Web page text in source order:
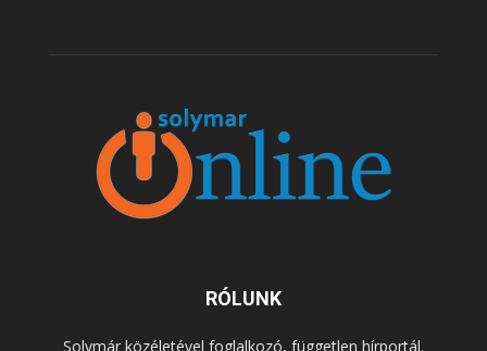
RÓLUNK
Solymár közéletével foglalkozó, független hírportál.